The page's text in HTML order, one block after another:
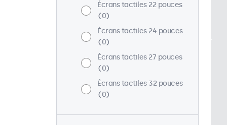
Écrans tactiles 22 pouces
0
Écrans tactiles 24 pouces
0
Écrans tactiles 27 pouces
0
Écrans tactiles 32 pouces
0